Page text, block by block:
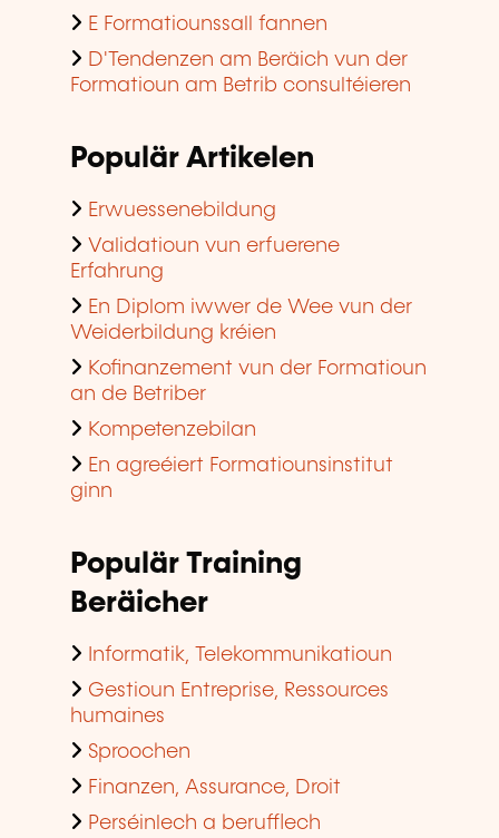
E Formatiounssall fannen
D'Tendenzen am Beräich vun der
Formatioun am Betrib consultéieren
Populär Artikelen
Erwuessenebildung
Validatioun vun erfuerene
Erfahrung
En Diplom iwwer de Wee vun der
Weiderbildung kréien
Kofinanzement vun der Formatioun
an de Betriber
Kompetenzebilan
En agreéiert Formatiounsinstitut
ginn
Populär Training
Beräicher
Informatik, Telekommunikatioun
Gestioun Entreprise, Ressources
humaines
Sproochen
Finanzen, Assurance, Droit
Perséinlech a berufflech